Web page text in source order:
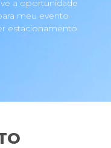
a oportunidade
meu evento
estacionamento